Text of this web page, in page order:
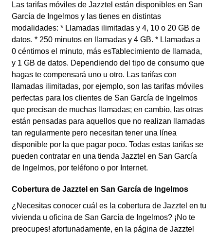
Las tarifas móviles de Jazztel están disponibles en San
García de Ingelmos y las tienes en distintas
modalidades: * Llamadas ilimitadas y 4, 10 o 20 GB de
datos. * 250 minutos en llamadas y 4 GB. * Llamadas a
0 céntimos el minuto, más esTablecimiento de llamada,
y 1 GB de datos. Dependiendo del tipo de consumo que
hagas te compensará uno u otro. Las tarifas con
llamadas ilimitadas, por ejemplo, son las tarifas móviles
perfectas para los clientes de San García de Ingelmos
que precisan de muchas llamadas; en cambio, las otras
están pensadas para aquellos que no realizan llamadas
tan regularmente pero necesitan tener una línea
disponible por la que pagar poco. Todas estas tarifas se
pueden contratar en una tienda Jazztel en San García
de Ingelmos, por teléfono o por Internet.
Cobertura de Jazztel en San García de Ingelmos
¿Necesitas conocer cuál es la cobertura de Jazztel en tu
vivienda u oficina de San García de Ingelmos? ¡No te
preocupes! afortunadamente, en la página de Jazztel